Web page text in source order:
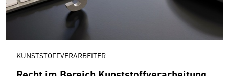
KUNSTSTOFFVERARBEITER